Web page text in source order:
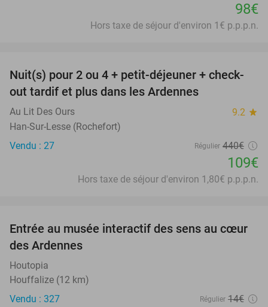
98€
Hors taxe de séjour d'environ 1€ p.p.p.n.
75%
Nuit(s) pour 2 ou 4 + petit-déjeuner + check-
out tardif et plus dans les Ardennes
Au Lit Des Ours 9.2 star
Han-Sur-Lesse (Rochefort)
Vendu : 27
Régulier 440€
109€
Hors taxe de séjour d'environ 1,80€ p.p.p.n.
21%
Entrée au musée interactif des sens au cœur
des Ardennes
Houtopia
Houffalize (12 km)
Vendu : 327
Régulier 14€